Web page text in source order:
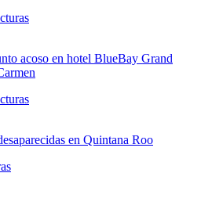
acoso en hotel BlueBay Grand
en Quintana Roo